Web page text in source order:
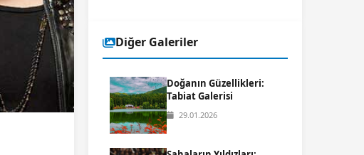
Diğer Galeriler
Doğanın Güzellikleri:
Tabiat Galerisi
29.01.2026